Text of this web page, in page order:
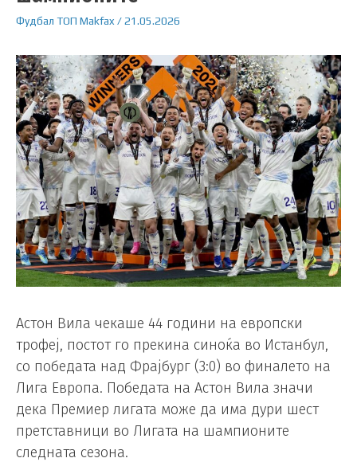
Фудбал ТОП Makfax /21.05.2026
Астон Вила чекаше 44 години на европски
трофеј, постот го прекина синоќа во Истанбул,
со победата над Фрајбург (3:0) во финалето на
Лига Европа. Победата на Астон Вила значи
дека Премиер лигата може да има дури шест
претставници во Лигата на шампионите
следната сезона.